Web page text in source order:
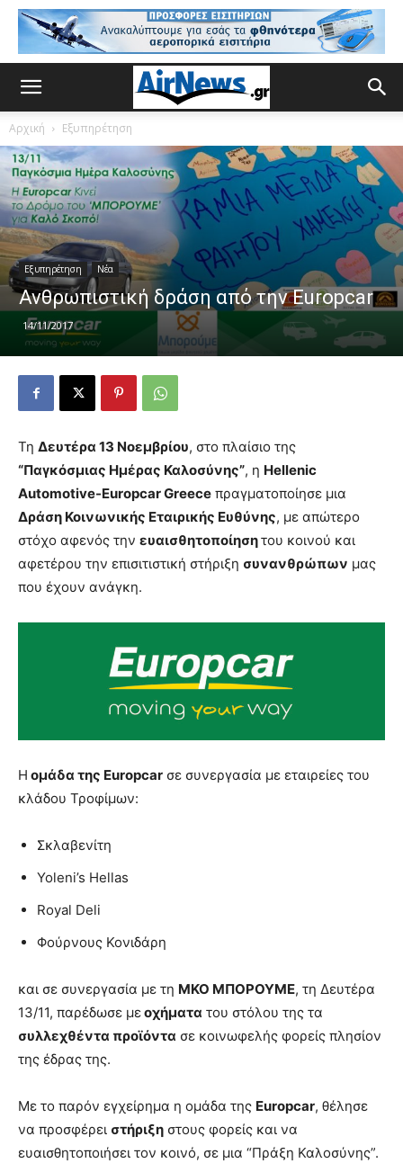
Αρχική Εξυπηρέτηση
Εξυπηρέτηση Νέα
Ανθρωπιστική δράση από την Europcar
14/11/2017
Τη Δευτέρα 13 Νοεμβρίου, στο πλαίσιο της
“Παγκόσμιας Ημέρας Καλοσύνης”, η Hellenic
Automotive-Europcar Greece πραγματοποίησε μια
Δράση Κοινωνικής Εταιρικής Ευθύνης, με απώτερο
στόχο αφενός την ευαισθητοποίησητου κοινού και
αφετέρου την επισιτιστική στήριξη συνανθρώπων μας
που έχουν ανάγκη.
Η ομάδα της Europcar σε συνεργασία με εταιρείες του
κλάδου Τροφίμων:
Σκλαβενίτη
Yoleni’s Hellas
Royal Deli
Φούρνους Κονιδάρη
και σε συνεργασία με τη ΜΚΟ ΜΠΟΡΟΥΜΕ, τη Δευτέρα
13/11, παρέδωσε μεοχήματα του στόλου της τα
συλλεχθέντα προϊόντα σε κοινωφελής φορείς πλησίον
της έδρας της.
Με το παρόν εγχείρημα η ομάδα της Europcar, θέλησε
να προσφέρει στήριξη στους φορείς και να
ευαισθητοποιήσει τον κοινό, σε μια “Πράξη Καλοσύνης”.